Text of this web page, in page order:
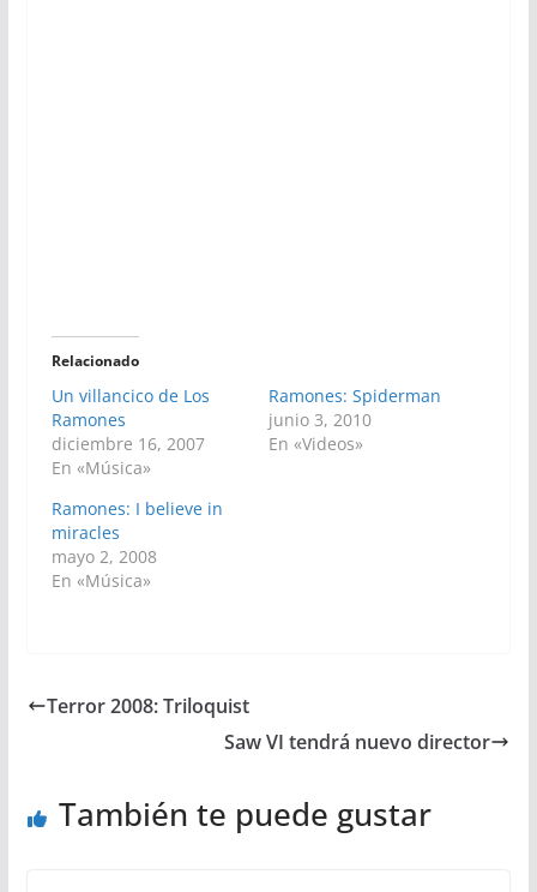
Relacionado
Un villancico de Los
Ramones
diciembre 16, 2007
En «Música»
Ramones: Spiderman
junio 3, 2010
En «Videos»
Ramones: I believe in
miracles
mayo 2, 2008
En «Música»
Terror 2008: Triloquist
Saw VI tendrá nuevo director
También te puede gustar